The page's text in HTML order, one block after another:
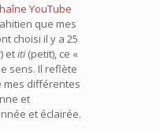
YouTube
que mes
choisi il y a 25
etiti (petit), ce «
sens. Il reflète
mes différentes
et
et éclairée.